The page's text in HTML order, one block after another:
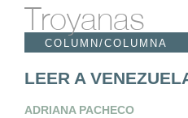
Troyanas
COLUMN/COLUMNA
LEER A
ADRIANA PACHECO